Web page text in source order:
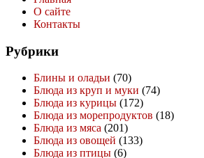
О сайте
Контакты
Рубрики
Блины и оладьи (70)
Блюда из круп и муки (74)
Блюда из курицы (172)
Блюда из морепродуктов (18)
Блюда из мяса (201)
Блюда из овощей (133)
Блюда из птицы (6)